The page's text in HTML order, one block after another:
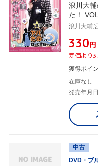
浪川大
た！
浪川大輔,
¥330円
定価より
獲得ポイ
在庫なし
発売年月
中古
DVD・ブ